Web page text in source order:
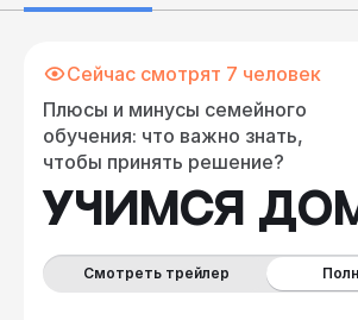
Сейчас смотрят 7 человек
Плюсы и минусы семейного
обучения: что важно знать,
чтобы принять решение?
УЧИМСЯ
Смотреть трейлер